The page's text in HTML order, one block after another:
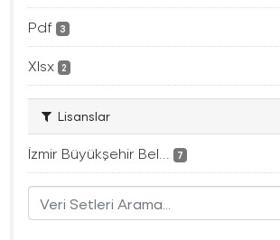
Pdf 3
Xlsx 2
Lisanslar
İzmir Büyükşehir Bel... 7